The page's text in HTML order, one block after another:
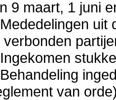
9 maart, 1 juni
uit
verbonden
van